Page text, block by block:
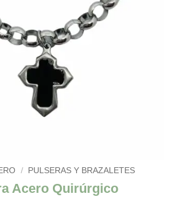
/ PULSERAS Y BRAZALETES
Acero Quirúrgico